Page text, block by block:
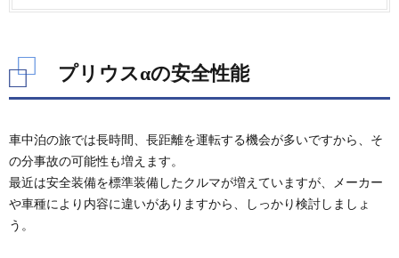
ウス
性
3.1.
室内サ
3.2.
シート
アレン
ジ
プリウスαの安全性能
車中泊の旅では長時間、長距離を運転する機会が多いですから、そ
の分事故の可能性も増えます。
最近は安全装備を標準装備したクルマが増えていますが、メーカー
や車種により内容に違いがありますから、しっかり検討しましょ
う。